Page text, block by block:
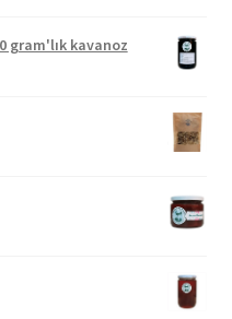
gram'lık kavanoz